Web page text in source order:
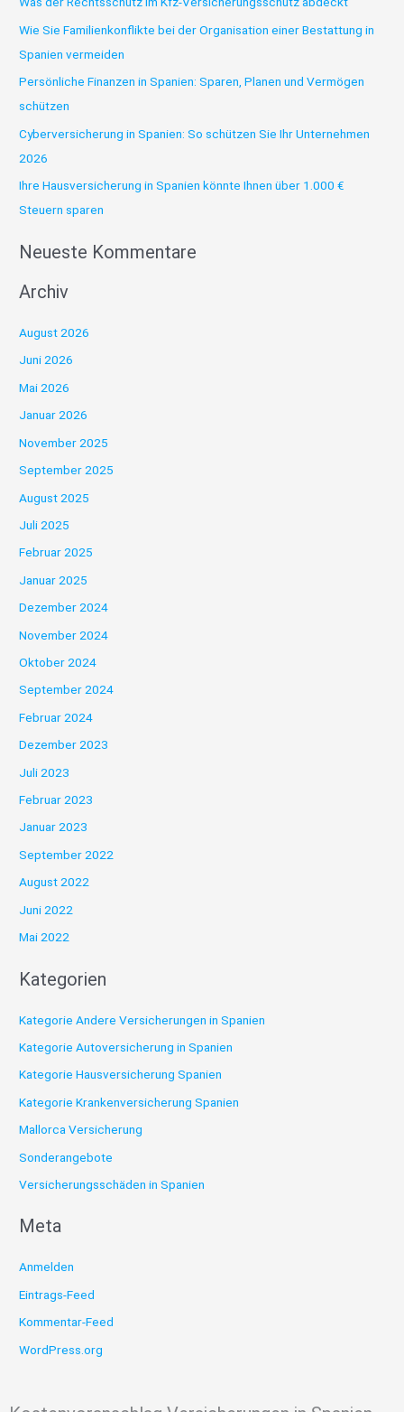
e
n
n
a
c
h
:
Wie Sie Familienkonflikte bei der Organisation einer Bestattung in
Spanien vermeiden
Persönliche Finanzen in Spanien: Sparen, Planen und Vermögen
schützen
Cyberversicherung in Spanien: So schützen Sie Ihr Unternehmen
2026
Ihre Hausversicherung in Spanien könnte Ihnen über 1.000 €
Steuern sparen
Neueste Kommentare
Archiv
August 2026
Juni 2026
Mai 2026
Januar 2026
November 2025
September 2025
August 2025
Juli 2025
Februar 2025
Januar 2025
Dezember 2024
November 2024
Oktober 2024
September 2024
Februar 2024
Dezember 2023
Juli 2023
Februar 2023
Januar 2023
September 2022
August 2022
Juni 2022
Mai 2022
Kategorien
Kategorie Andere Versicherungen in Spanien
Kategorie Autoversicherung in Spanien
Kategorie Hausversicherung Spanien
Kategorie Krankenversicherung Spanien
Mallorca Versicherung
Sonderangebote
Versicherungsschäden in Spanien
Meta
Anmelden
Eintrags-Feed
Kommentar-Feed
WordPress.org